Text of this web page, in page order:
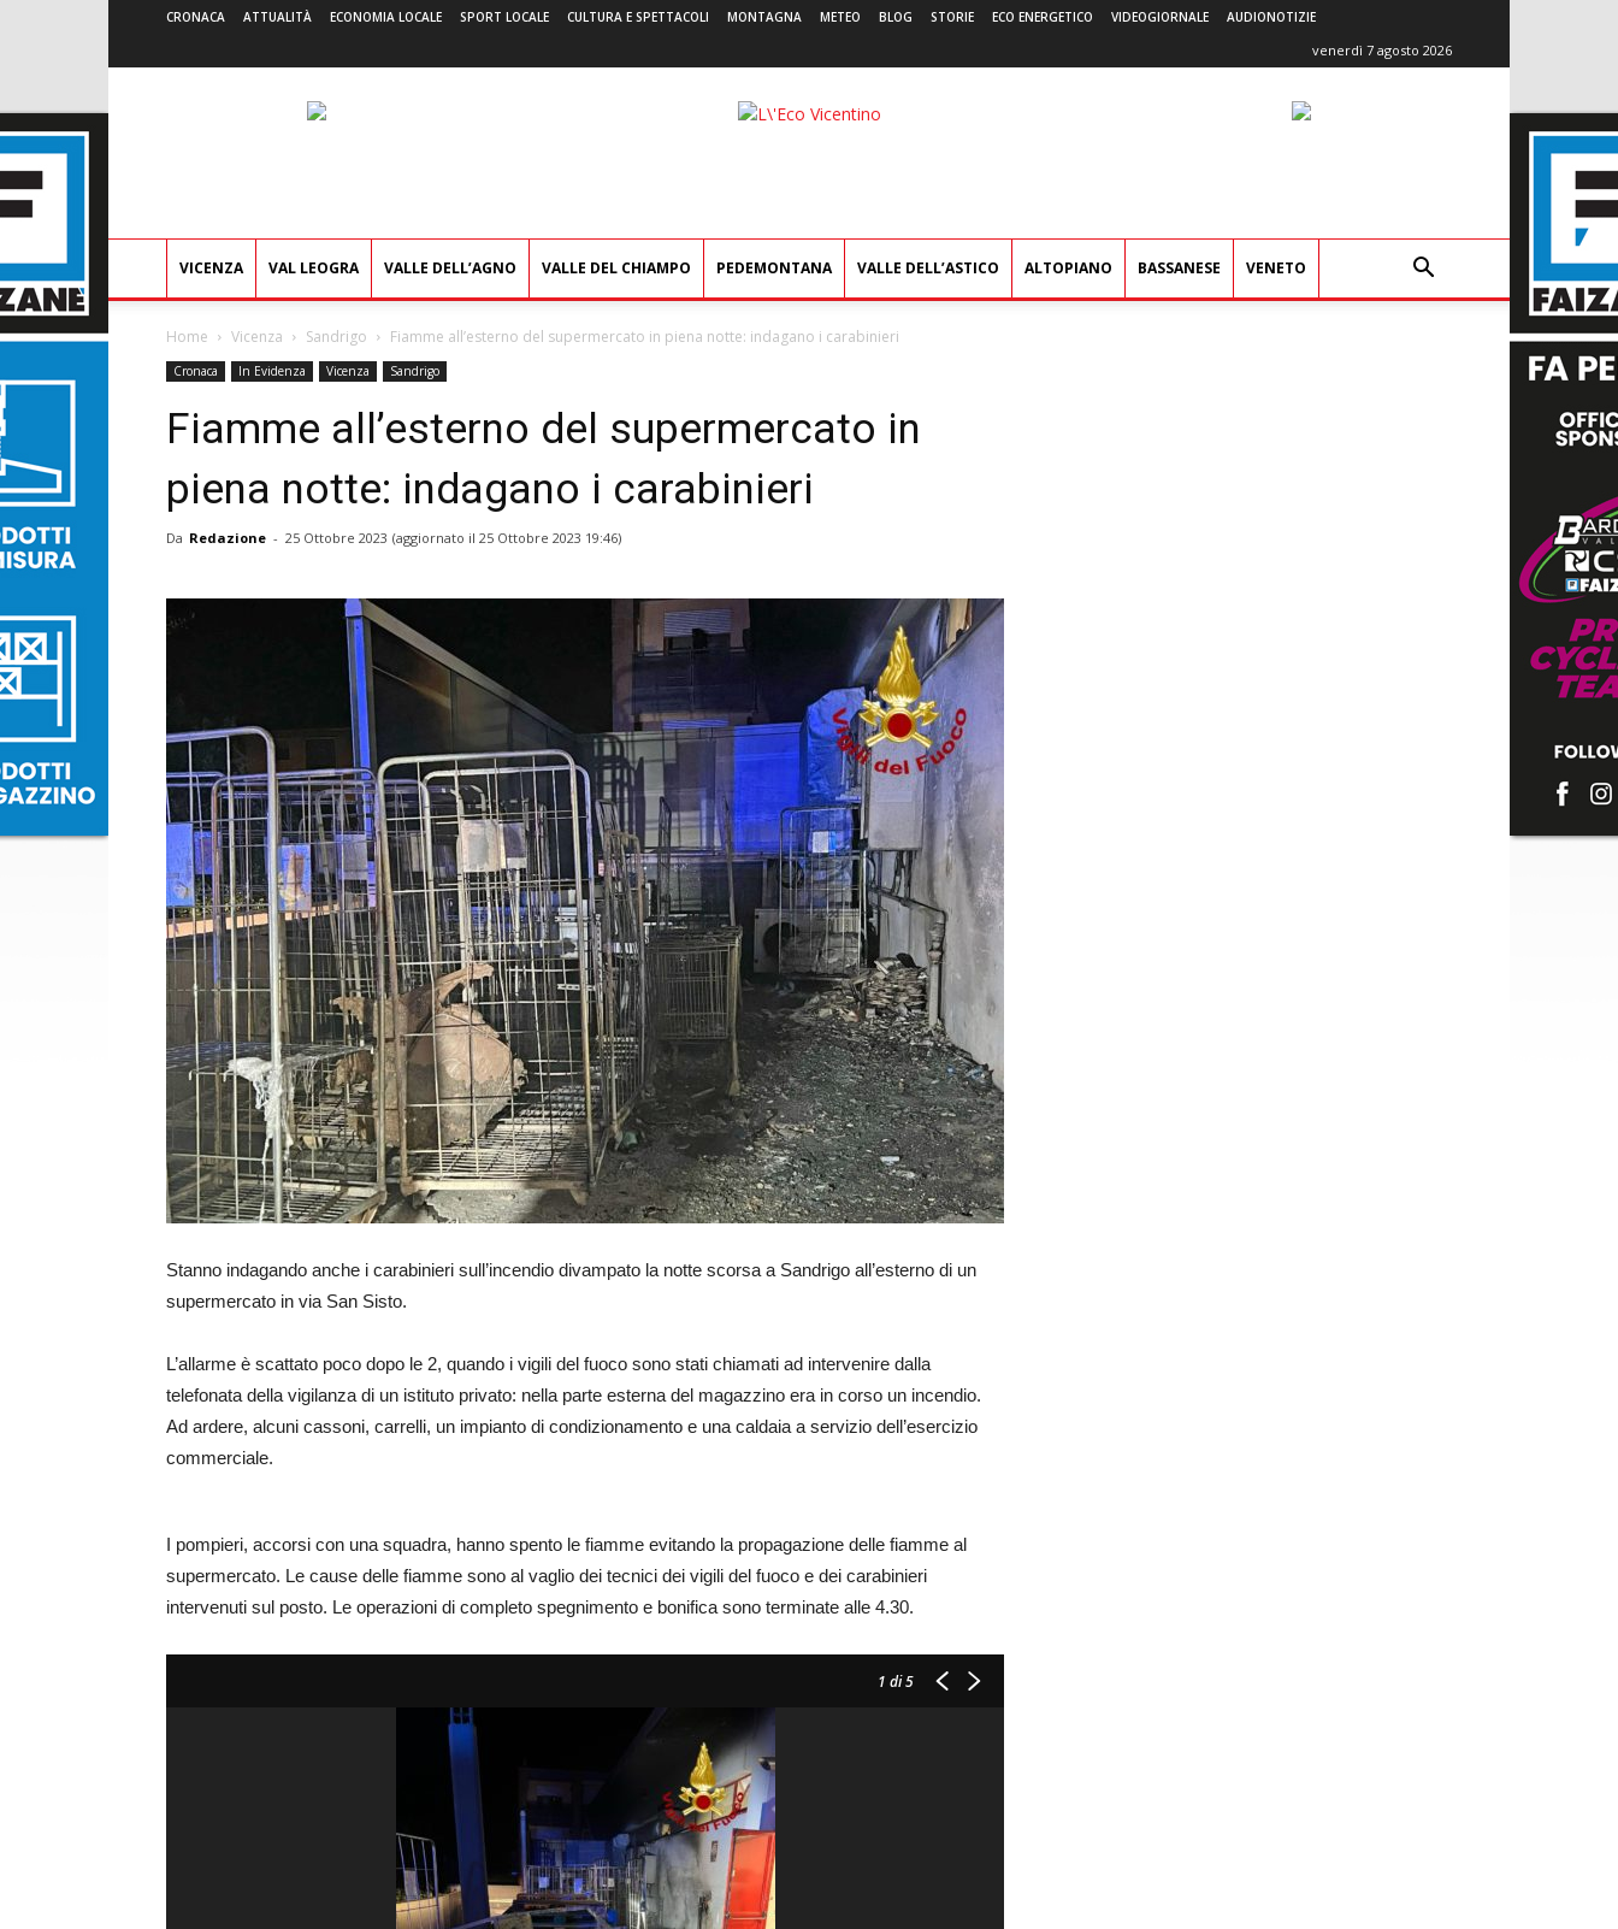
CRONACA ATTUALITÀ ECONOMIA LOCALE SPORT LOCALE CULTURA E SPETTACOLI MONTAGNA METEO BLOG STORIE ECO ENERGETICO VIDEOGIORNALE AUDIONOTIZIE
venerdì 7 agosto 2026
L'Eco
VICENZA VAL LEOGRA VALLE DELL’AGNO VALLE DEL CHIAMPO PEDEMONTANA VALLE DELL’ASTICO ALTOPIANO BASSANESE VENETO
Home Vicenza Sandrigo Fiamme all’esterno del supermercato in piena notte: indagano i carabinieri
Cronaca In Evidenza Vicenza Sandrigo
Fiamme all’esterno del supermercato in
piena notte: indagano i carabinieri
Da Redazione - 25 Ottobre 2023 (aggiornato il 25 Ottobre 2023 19:46)
Stanno indagando anche i carabinieri sull’incendio divampato la notte scorsa a Sandrigo all’esterno di un
supermercato in via San Sisto.
L’allarme è scattato poco dopo le 2, quando i vigili del fuoco sono stati chiamati ad intervenire dalla
telefonata della vigilanza di un istituto privato: nella parte esterna del magazzino era in corso un incendio.
Ad ardere, alcuni cassoni, carrelli, un impianto di condizionamento e una caldaia a servizio dell’esercizio
commerciale.
I pompieri, accorsi con una squadra, hanno spento le fiamme evitando la propagazione delle fiamme al
supermercato. Le cause delle fiamme sono al vaglio dei tecnici dei vigili del fuoco e dei carabinieri
intervenuti sul posto. Le operazioni di completo spegnimento e bonifica sono terminate alle 4.30.
1 di 5